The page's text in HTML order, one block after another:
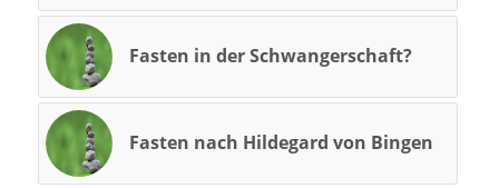
Fasten in der Schwangerschaft?
Fasten nach Hildegard von Bingen